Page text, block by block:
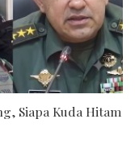
Siapa Kuda Hitam